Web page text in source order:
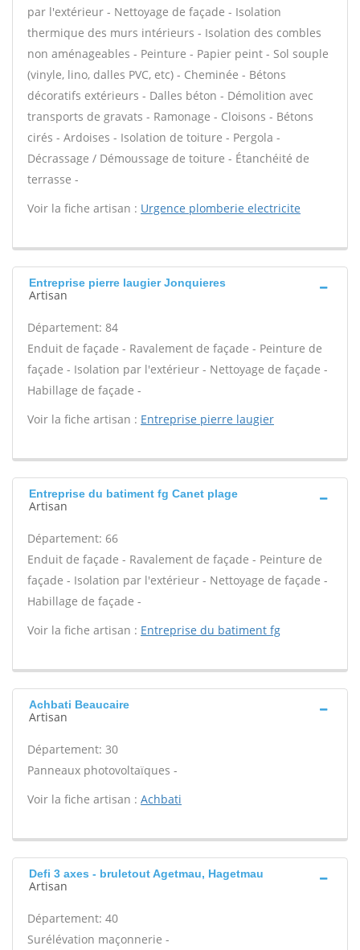
par l'extérieur - Nettoyage de façade - Isolation
thermique des murs intérieurs - Isolation des combles
non aménageables - Peinture - Papier peint - Sol souple
(vinyle, lino, dalles PVC, etc) - Cheminée - Bétons
décoratifs extérieurs - Dalles béton - Démolition avec
transports de gravats - Ramonage - Cloisons - Bétons
cirés - Ardoises - Isolation de toiture - Pergola -
Décrassage / Démoussage de toiture - Étanchéité de
terrasse -
Voir la fiche artisan : Urgence plomberie electricite
Entreprise pierre laugier Jonquieres
Artisan
Département: 84
Enduit de façade - Ravalement de façade - Peinture de
façade - Isolation par l'extérieur - Nettoyage de façade -
Habillage de façade -
Voir la fiche artisan : Entreprise pierre laugier
Entreprise du batiment fg Canet plage
Artisan
Département: 66
Enduit de façade - Ravalement de façade - Peinture de
façade - Isolation par l'extérieur - Nettoyage de façade -
Habillage de façade -
Voir la fiche artisan : Entreprise du batiment fg
Achbati Beaucaire
Artisan
Département: 30
Panneaux photovoltaïques -
Voir la fiche artisan : Achbati
Defi 3 axes - bruletout Agetmau, Hagetmau
Artisan
Département: 40
Surélévation maçonnerie -